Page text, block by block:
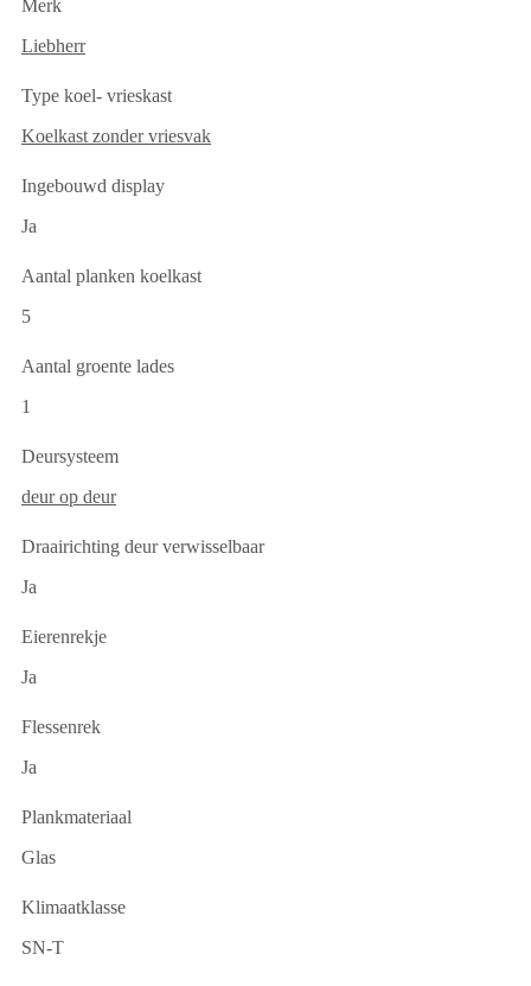
Merk
Liebherr
Type koel- vrieskast
Koelkast zonder vriesvak
Ingebouwd display
Ja
Aantal planken koelkast
5
Aantal groente lades
1
Deursysteem
deur op deur
Draairichting deur verwisselbaar
Ja
Eierenrekje
Ja
Flessenrek
Ja
Plankmateriaal
Glas
Klimaatklasse
SN-T